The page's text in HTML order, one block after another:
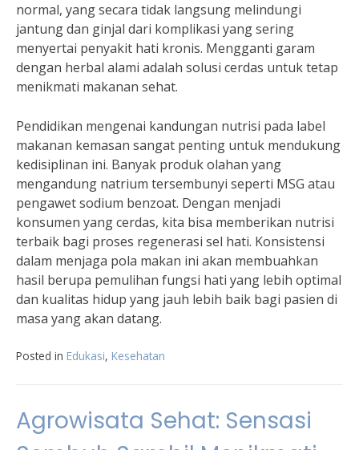
normal, yang secara tidak langsung melindungi
jantung dan ginjal dari komplikasi yang sering
menyertai penyakit hati kronis. Mengganti garam
dengan herbal alami adalah solusi cerdas untuk tetap
menikmati makanan sehat.
Pendidikan mengenai kandungan nutrisi pada label
makanan kemasan sangat penting untuk mendukung
kedisiplinan ini. Banyak produk olahan yang
mengandung natrium tersembunyi seperti MSG atau
pengawet sodium benzoat. Dengan menjadi
konsumen yang cerdas, kita bisa memberikan nutrisi
terbaik bagi proses regenerasi sel hati. Konsistensi
dalam menjaga pola makan ini akan membuahkan
hasil berupa pemulihan fungsi hati yang lebih optimal
dan kualitas hidup yang jauh lebih baik bagi pasien di
masa yang akan datang.
Posted in Edukasi, Kesehatan
Agrowisata Sehat: Sensasi